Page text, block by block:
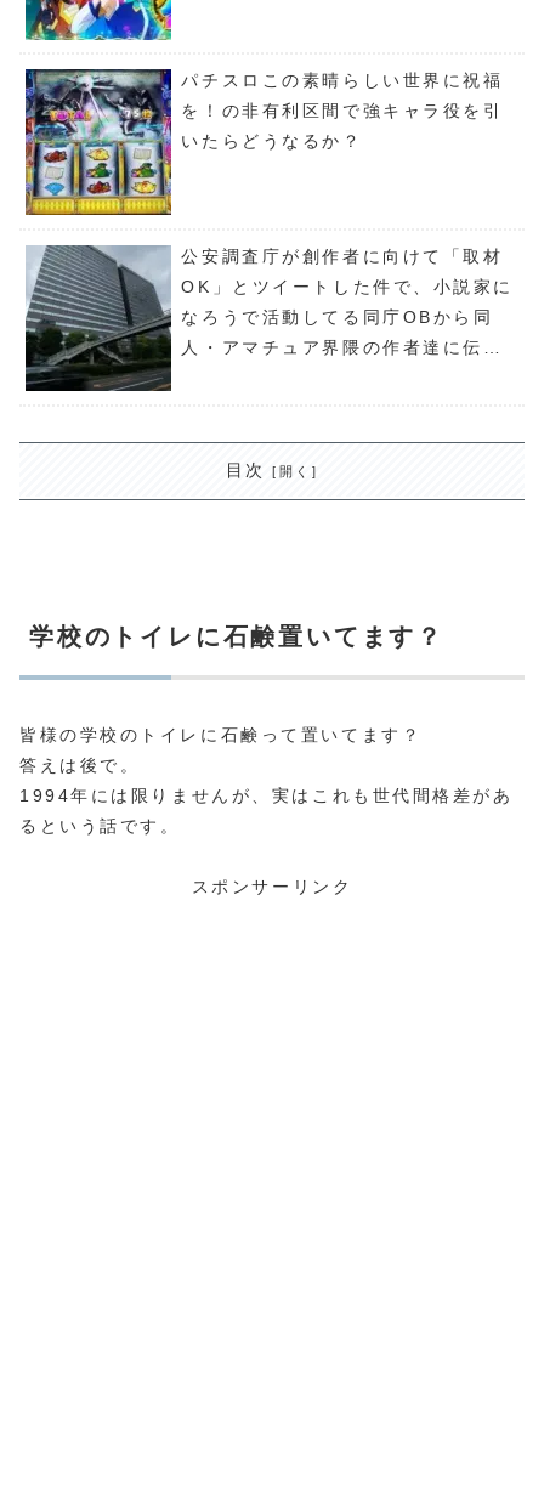
パチスロこの素晴らしい世界に祝福
を！の非有利区間で強キャラ役を引
いたらどうなるか？
公安調査庁が創作者に向けて「取材
OK」とツイートした件で、小説家に
なろうで活動してる同庁OBから同
人・アマチュア界隈の作者達に伝え
目次
学校のトイレに石鹸置いてます？
皆様の学校のトイレに石鹸って置いてます？
答えは後で。
1994年には限りませんが、実はこれも世代間格差があ
るという話です。
スポンサーリンク